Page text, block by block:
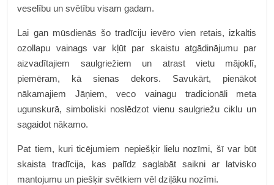
veselību un svētību visam gadam.
Lai gan mūsdienās šo tradīciju ievēro vien retais, izkaltis
ozollapu vainags var kļūt par skaistu atgādinājumu par
aizvadītajiem saulgriežiem un atrast vietu mājoklī,
piemēram, kā sienas dekors. Savukārt, pienākot
nākamajiem Jāņiem, veco vainagu tradicionāli meta
ugunskurā, simboliski noslēdzot vienu saulgriežu ciklu un
sagaidot nākamo.
Pat tiem, kuri ticējumiem nepiešķir lielu nozīmi, šī var būt
skaista tradīcija, kas palīdz saglabāt saikni ar latvisko
mantojumu un piešķir svētkiem vēl dziļāku nozīmi.